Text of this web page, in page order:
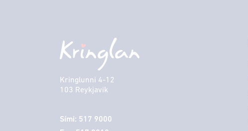
Kringlunni 4-12
103 Reykjavik
Sími: 517 9000